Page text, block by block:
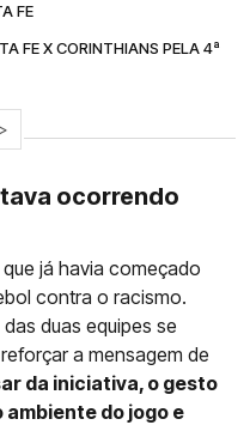
FE
FE X CORINTHIANS PELA 4ª
>
ocorrendo
já havia começado
contra o racismo.
duas equipes se
a mensagem de
da iniciativa, o gesto
do jogo e